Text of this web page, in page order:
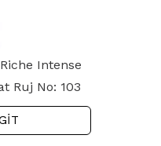
Intense
Ruj No: 103